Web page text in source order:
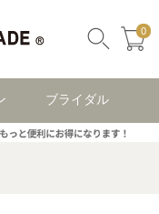
0
ブライダル